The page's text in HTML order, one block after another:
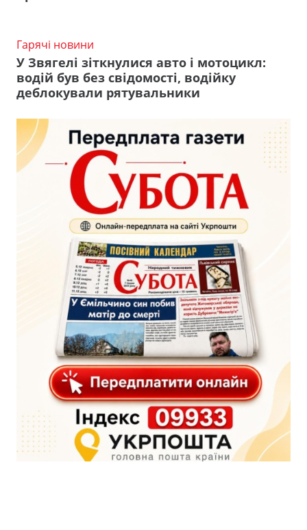
Гарячі новини
У Звягелі зіткнулися авто і мотоцикл:
водій був без свідомості, водійку
деблокували рятувальники